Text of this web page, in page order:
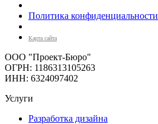
Политика конфиденциальности
Карта сайта
ООО "Проект-Бюро"
ОГРН: 1186313105263
ИНН: 6324097402
Услуги
Разработка дизайна